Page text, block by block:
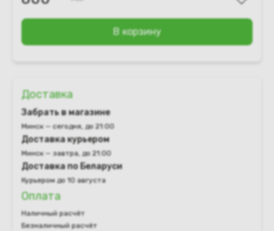
В корзину
Доставка
Забрать в магазине
Минск — сегодня, до 21:00
Доставка курьером
Минск — завтра, до 21:00
Доставка по Беларуси
Курьером до 10 августа
Оплата
Наличный расчёт
Безналичный расчёт